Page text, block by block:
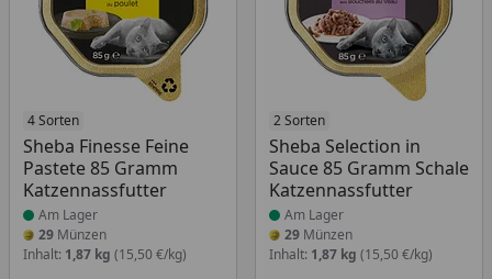
4 Sorten
Sheba Finesse Feine
Pastete 85 Gramm
Katzennassfutter
Produkt am Lager
Am Lager
29 Münzen
Inhalt: 1,87 kg (15,50 €/kg)
2 Sorten
Sheba Selection in
Sauce 85 Gramm Schale
Katzennassfutter
Produkt am Lager
Am Lager
29 Münzen
Inhalt: 1,87 kg (15,50 €/kg)